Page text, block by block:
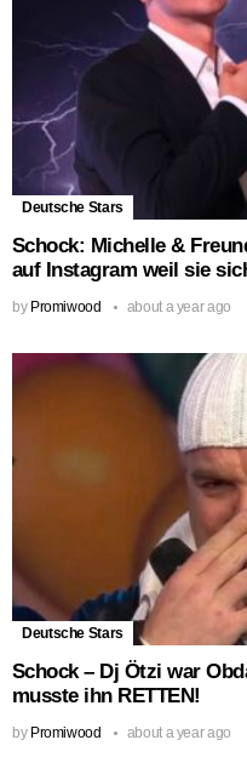
Deutsche Stars
Schock: Michelle &
auf Instagram weil sie
by Promiwood about a year ago
Deutsche Stars
Schock – Dj Ötzi war
musste ihn RETTEN!
by Promiwood about a year ago